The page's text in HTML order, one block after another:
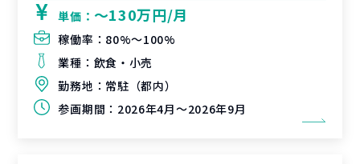
単価： 〜130万円/月
稼働率： 80%〜100%
業種： 飲食・小売
勤務地： 常駐（都内）
参画期間： 2026年4月～2026年9月